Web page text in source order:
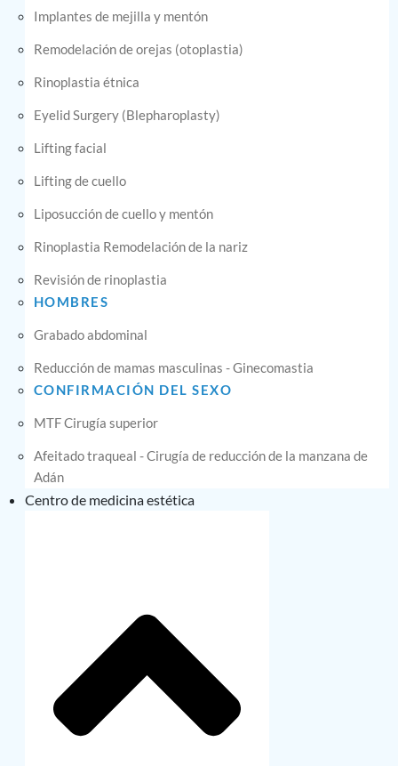
Implantes de mejilla y mentón
Remodelación de orejas (otoplastia)
Rinoplastia étnica
Eyelid Surgery (Blepharoplasty)
Lifting facial
Lifting de cuello
Liposucción de cuello y mentón
Rinoplastia Remodelación de la nariz
Revisión de rinoplastia
HOMBRES
Grabado abdominal
Reducción de mamas masculinas - Ginecomastia
CONFIRMACIÓN DEL SEXO
MTF Cirugía superior
Afeitado traqueal - Cirugía de reducción de la manzana de
Adán
Centro de medicina estética